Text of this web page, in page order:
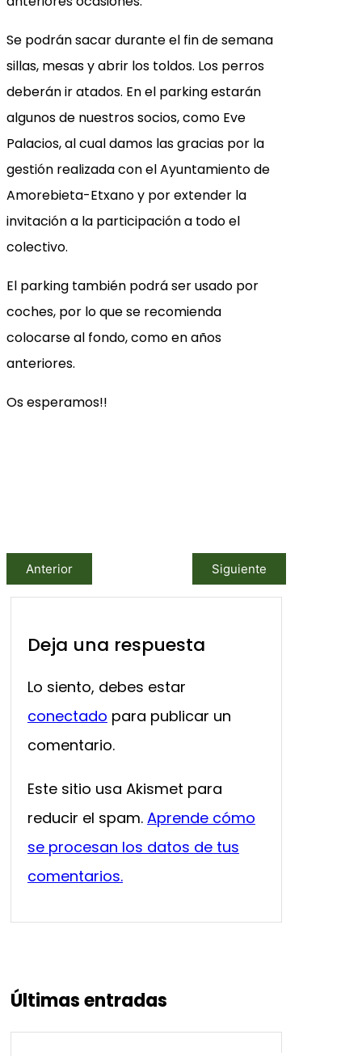
Se podrán sacar durante el fin de semana
sillas, mesas y abrir los toldos. Los perros
deberán ir atados. En el parking estarán
algunos de nuestros socios, como Eve
Palacios, al cual damos las gracias por la
gestión realizada con el Ayuntamiento de
Amorebieta-Etxano y por extender la
invitación a la participación a todo el
colectivo.
El parking también podrá ser usado por
coches, por lo que se recomienda
colocarse al fondo, como en años
anteriores.
Os esperamos!!
Anterior Siguiente
Deja una respuesta
Lo siento, debes estar
conectado para publicar un
comentario.
Este sitio usa Akismet para
reducir el spam. Aprende cómo
se procesan los datos de tus
comentarios.
Últimas entradas